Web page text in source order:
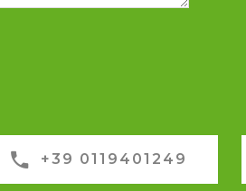
+39 0119401249